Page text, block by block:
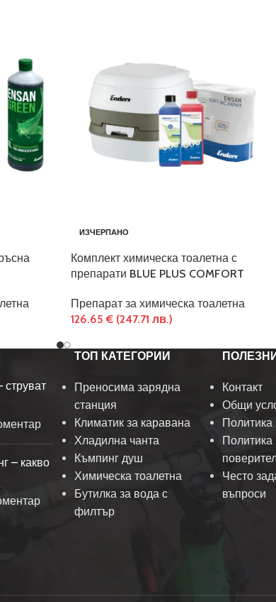
ИЗЧЕРПАНО
Комплект химическа тоалетна с
препарати BLUE PLUS COMFORT
Препарат за химическа тоалетна
126.65€ (247.71 лв.)
струват
– какво
ТОП КАТЕГОРИИ
Преносима зарядна
станция
Климатик за каравана
Хладилна чанта
Къмпинг душ
Химическа тоалетна
Бутилка за вода с
филтър
Контакт
Общи
Политика
Политика
Често
въпроси